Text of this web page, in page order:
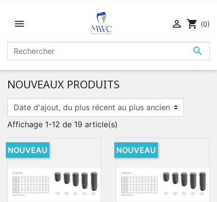


 shopping_cart (0)
NOUVEAUX PRODUITS
Affichage 1-12 de 19 article(s)
NOUVEAU NOUVEAU